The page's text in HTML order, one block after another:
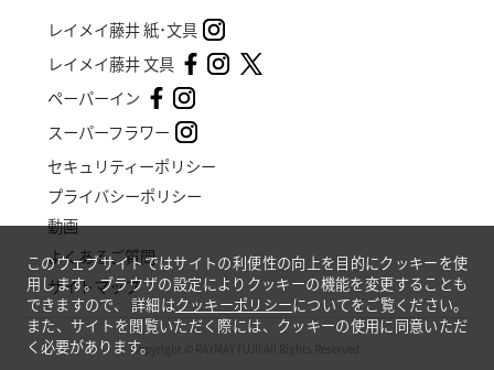
レイメイ藤井 紙･文具
レイメイ藤井 文具
ペーパーイン
スーパーフラワー
セキュリティーポリシー
プライバシーポリシー
動画
よくあるご質問
サイトマップ
Copyright © RAYMAY FUJII All Rights Reserved.
このウェブサイトではサイトの利便性の向上を目的にクッキーを使
用します。ブラウザの設定によりクッキーの機能を変更することも
できますので、
詳細はクッキーポリシーについてをご覧ください。
また、サイトを閲覧いただく際には、クッキーの使用に同意いただ
く必要があります。